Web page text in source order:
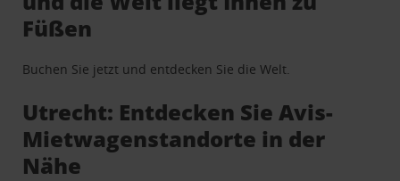
Füßen
Buchen Sie jetzt und entdecken Sie die Welt.
Utrecht: Entdecken Sie Avis-
Mietwagenstandorte in der
Nähe